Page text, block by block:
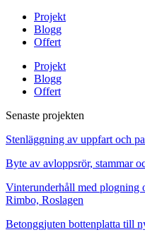
Projekt
Blogg
Offert
Projekt
Blogg
Offert
Senaste projekten
Stenläggning av uppfart och
Byte av avloppsrör, stammar
Vinterunderhåll med plogning
Rimbo, Roslagen
Betonggjuten bottenplatta till